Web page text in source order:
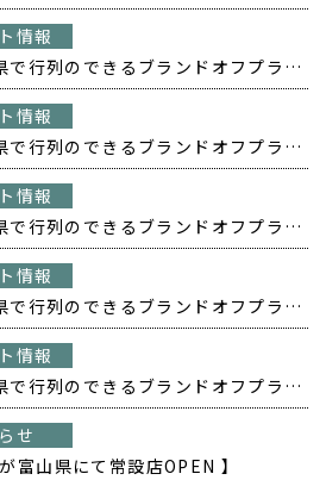
情報
【最大90％OFF‼️埼玉県で行列のできるブランドオフプライス POPUP開催❗️】
情報
【最大90％OFF‼️奈良県で行列のできるブランドオフプライス POPUP開催❗️】
情報
【最大90％OFF‼️大分県で行列のできるブランドオフプライス POPUP開催❗️】
情報
【最大90％OFF‼️熊本県で行列のできるブランドオフプライス POPUP開催❗️】
情報
【最大90％OFF‼️茨城県で行列のできるブランドオフプライス POPUP開催❗️】
せ
富山県にて常設店OPEN 】